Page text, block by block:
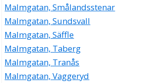
Malmgatan, Smålandsstenar
Malmgatan, Sundsvall
Malmgatan, Säffle
Malmgatan, Taberg
Malmgatan, Tranås
Malmgatan, Vaggeryd